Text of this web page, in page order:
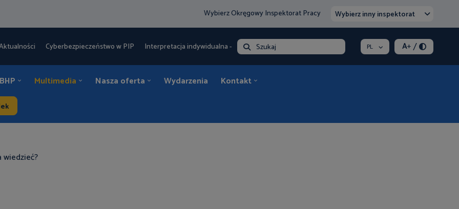
Wybierz Okręgowy Inspektorat Pracy Wybierz inny inspektorat
Cyberbezpieczeństwo w PIP Interpretacja indywidualna - opłata Szukaj PL A+/
Multimedia Nasza oferta Wydarzenia Kontakt
wiedzieć?